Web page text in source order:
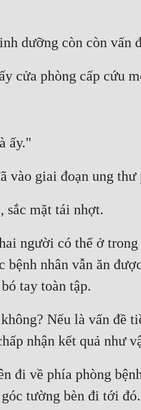
dưỡng còn còn vấn
cửa phòng cấp cứu
ấy."
vào giai đoạn ung
sắc mặt tái nhợt.
người có thể ở
bệnh nhân vẫn ăn
tay toàn tập.
Nếu là vấn đề
nhận kết quả như
đi về phía phòng
tường bèn đi tới đó.